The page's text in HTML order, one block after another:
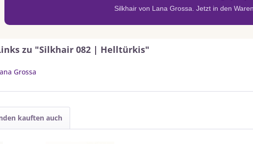
Silkhair von Lana Grossa. Jetzt in den
zu "Silkhair 082 | Helltürkis"
Grossa
kauften auch